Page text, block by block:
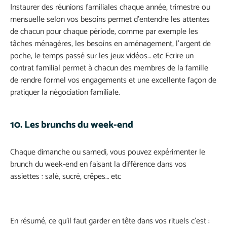
Instaurer des réunions familiales chaque année, trimestre ou
mensuelle selon vos besoins permet d’entendre les attentes
de chacun pour chaque période, comme par exemple les
tâches ménagères, les besoins en aménagement, l’argent de
poche, le temps passé sur les jeux vidéos… etc Ecrire un
contrat familial permet à chacun des membres de la famille
de rendre formel vos engagements et une excellente façon de
pratiquer la négociation familiale.
10. Les brunchs du week-end
Chaque dimanche ou samedi, vous pouvez expérimenter le
brunch du week-end en faisant la différence dans vos
assiettes : salé, sucré, crêpes… etc
En résumé, ce qu’il faut garder en tête dans vos rituels c’est :